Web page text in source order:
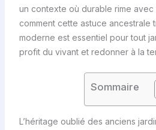
un contexte où durable rime
comment cette astuce ancestrale
moderne est essentiel pour tout
profit du vivant et redonner à la
Sommaire
L’héritage oublié des anciens